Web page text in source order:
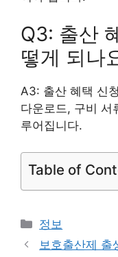
Q3: 출산
떻게 되나
A3: 출산 혜택 신
다운로드, 구비 서
루어집니다.
Table of
카
테
정보
보호출산제 출